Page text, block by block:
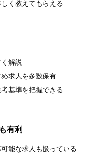
く教えてもらえる
解説
め求人を多数保有
基準を把握できる
有利
能な求人も扱っている